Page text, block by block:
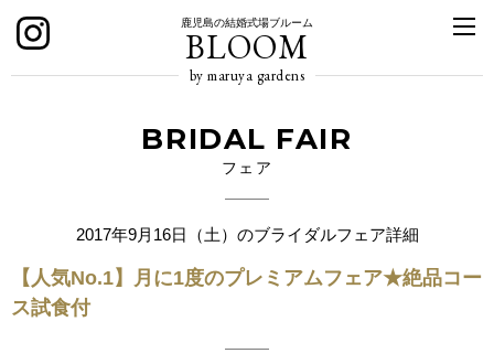
鹿児島の結婚式場ブルーム
BLOOM
by maruya gardens
BRIDAL FAIR
フェア
2017年9月16日（土）のブライダルフェア詳細
【人気No.1】月に1度のプレミアムフェア★絶品コー
ス試食付